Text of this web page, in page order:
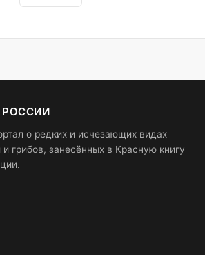
РОССИИ
о редких и исчезающих видах
грибов, занесённых в Красную книгу